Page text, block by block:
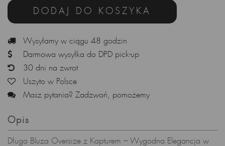
DODAJ DO KOSZYKA
Wysyłamy w ciągu 48 godzin
Darmowa wysyłka do DPD pick-up
30 dni na zwrot
Uszyto w Polsce
Masz pytania? Zadzwoń, pomożemy
Opis
Długa Bluza Oversize z Kapturem – Wygodna Elegancja w